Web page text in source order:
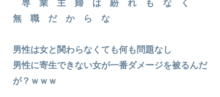
専 業 主 婦 は 紛 れ も な く
無 職 だ か ら な
男性は女と関わらなくても何も問題なし
男性に寄生できない女が一番ダメージを被るんだ
が？ｗｗｗ